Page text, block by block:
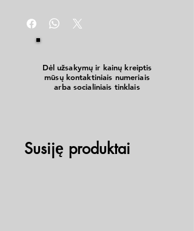
Dėl užsakymų ir kainų kreiptis
mūsų kontaktiniais numeriais
arba socialiniais tinklais
Susiję produktai